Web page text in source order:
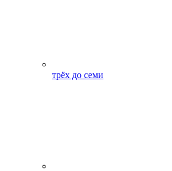
трёх до семи